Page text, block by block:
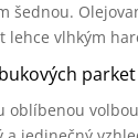
šednou.
lehce vlhkým
parket
oblíbenou